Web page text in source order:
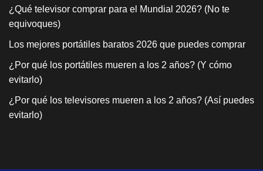
¿Qué televisor comprar para el Mundial 2026? (No te
equivoques)
Los mejores portátiles baratos 2026 que puedes comprar
¿Por qué los portátiles mueren a los 2 años? (Y cómo
evitarlo)
¿Por qué los televisores mueren a los 2 años? (Así puedes
evitarlo)